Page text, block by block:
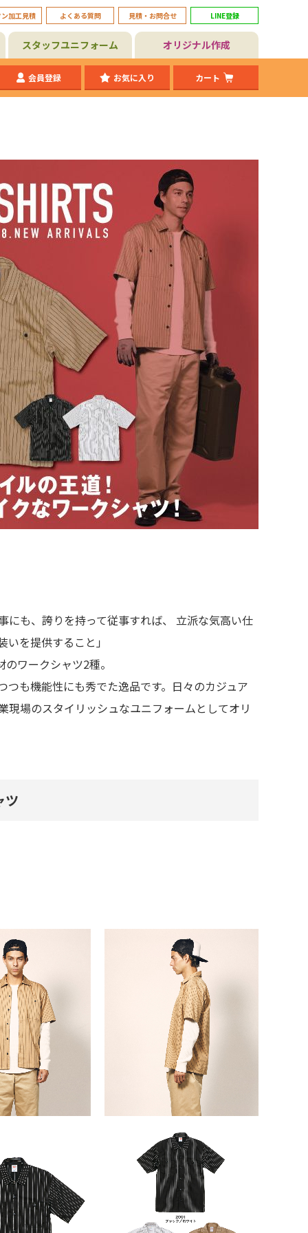
加工見積 よくある質問 見積・お問合せ LINE登録
スタッフユニフォーム オリジナル作成
会員登録 お気に入り カート
も、誇りを持って従事すれば、 立派な気高い仕
を提供すること」
ワークシャツ2種。
も機能性にも秀でた逸品です。日々のカジュア
場のスタイリッシュなユニフォームとしてオリ
ツ